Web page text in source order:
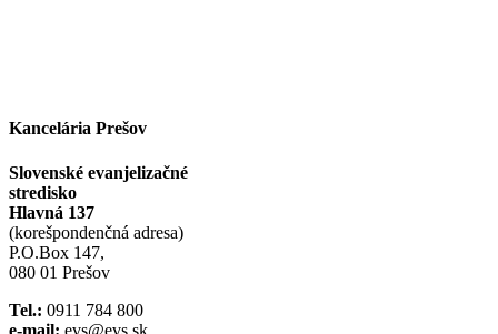
Kancelária Prešov
Slovenské evanjelizačné
stredisko
Hlavná 137
(korešpondenčná adresa)
P.O.Box 147,
080 01 Prešov
Tel.: 0911 784 800
e-mail: evs@evs.sk